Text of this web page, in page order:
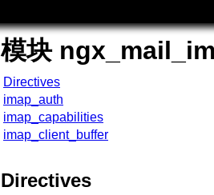
模块
Directives
imap_auth
imap_capabilities
imap_client_buffer
Directives